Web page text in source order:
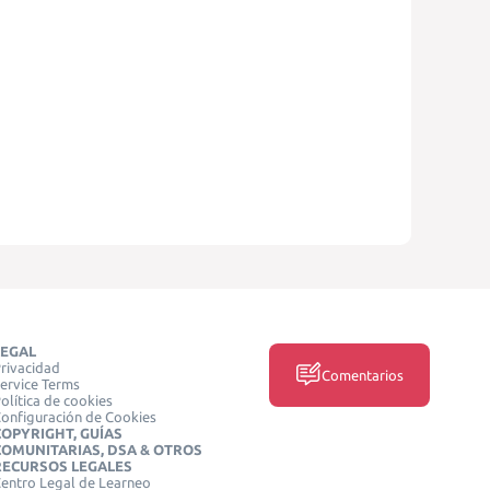
Terms
de cookies
de Cookies
GUÍAS
DSA & OTROS
LEGALES
Legal de Learneo
Comentarios